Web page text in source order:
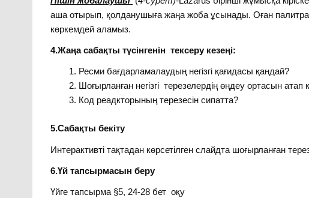
аша отырып, қолданушыға жаңа жоба ұсынады. Оған палитра
көркемдей аламыз.
4.Жаңа сабақты түсінгенін тексеру кезеңі:
Ресми бағдарламалаудың негізгі қағидасы қандай?
Шоғырланған негізгі терезелердің өңдеу ортасын атап
Код реадкторының терезесін сипатта?
5.Сабақты бекіту
Интерактивті тақтадан көрсетілген слайдта шоғырланған
6.Үй тапсырмасын беру
Үйге тапсырма §5, 24-28 бет оқу